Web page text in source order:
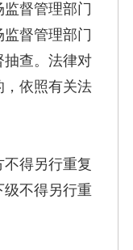
督管理部门
督管理部门
抽查。法律对
，依照有关法
得另行重复
不得另行重